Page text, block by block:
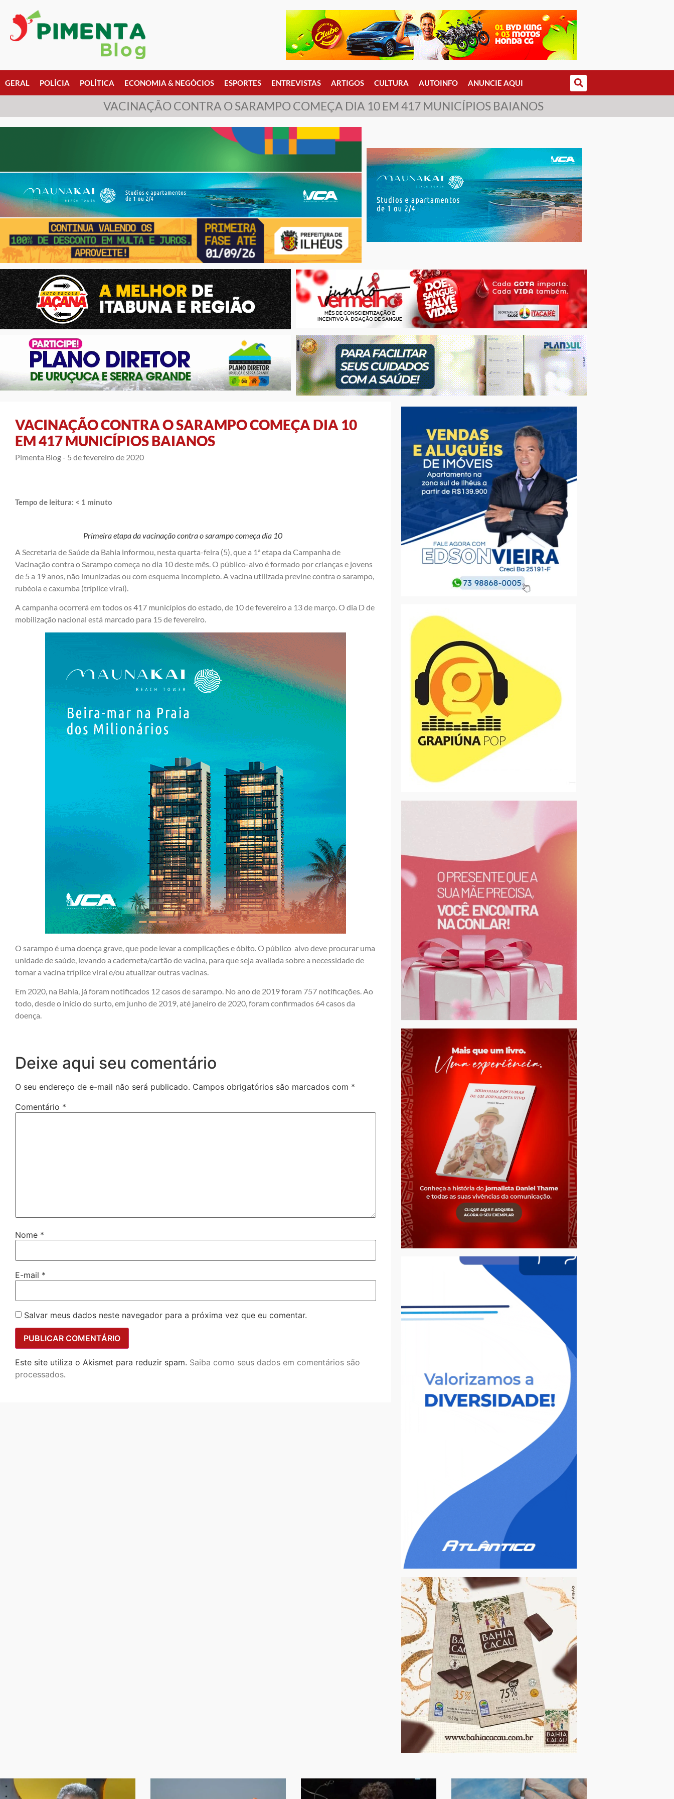
GERAL POLÍCIA POLÍTICA ECONOMIA & NEGÓCIOS ESPORTES ENTREVISTAS ARTIGOS CULTURA AUTOINFO ANUNCIE AQUI
VACINAÇÃO CONTRA O SARAMPO COMEÇA DIA 10 EM 417 MUNICÍPIOS BAIANOS
VACINAÇÃO CONTRA O SARAMPO COMEÇA DIA 10
EM 417 MUNICÍPIOS BAIANOS
Pimenta Blog - 5 de fevereiro de 2020
Tempo de leitura: < 1 minuto
Primeira etapa da vacinação contra o sarampo começa dia 10
A Secretaria de Saúde da Bahia informou, nesta quarta-feira (5), que a 1ª etapa da Campanha de
Vacinação contra o Sarampo começa no dia 10 deste mês. O público-alvo é formado por crianças e jovens
de 5 a 19 anos, não imunizadas ou com esquema incompleto. A vacina utilizada previne contra o sarampo,
rubéola e caxumba (tríplice viral).
A campanha ocorrerá em todos os 417 municípios do estado, de 10 de fevereiro a 13 de março. O dia D de
mobilização nacional está marcado para 15 de fevereiro.
O sarampo é uma doença grave, que pode levar a complicações e óbito. O público alvo deve procurar uma
unidade de saúde, levando a caderneta/cartão de vacina, para que seja avaliada sobre a necessidade de
tomar a vacina tríplice viral e/ou atualizar outras vacinas.
Em 2020, na Bahia, já foram notificados 12 casos de sarampo. No ano de 2019 foram 757 notificações. Ao
todo, desde o início do surto, em junho de 2019, até janeiro de 2020, foram confirmados 64 casos da
doença.
Deixe aqui seu comentário
O seu endereço de e-mail não será publicado. Campos obrigatórios são marcados com *
Comentário *
Nome *
E-mail *
Salvar meus dados neste navegador para a próxima vez que eu comentar.
Este site utiliza o Akismet para reduzir spam. Saiba como seus dados em comentários são
processados.